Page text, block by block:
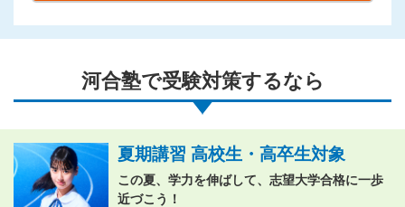
河合塾で受験対策するなら
夏期講習 高校生・高卒生対象
この夏、学力を伸ばして、志望大学合格に一歩
近づこう！